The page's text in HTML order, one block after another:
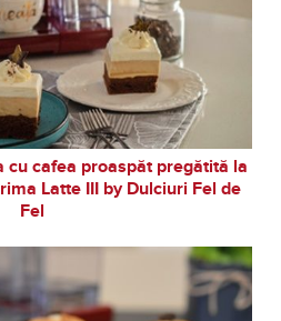
cu cafea proaspăt pregătită la
Latte III by Dulciuri Fel de
Fel